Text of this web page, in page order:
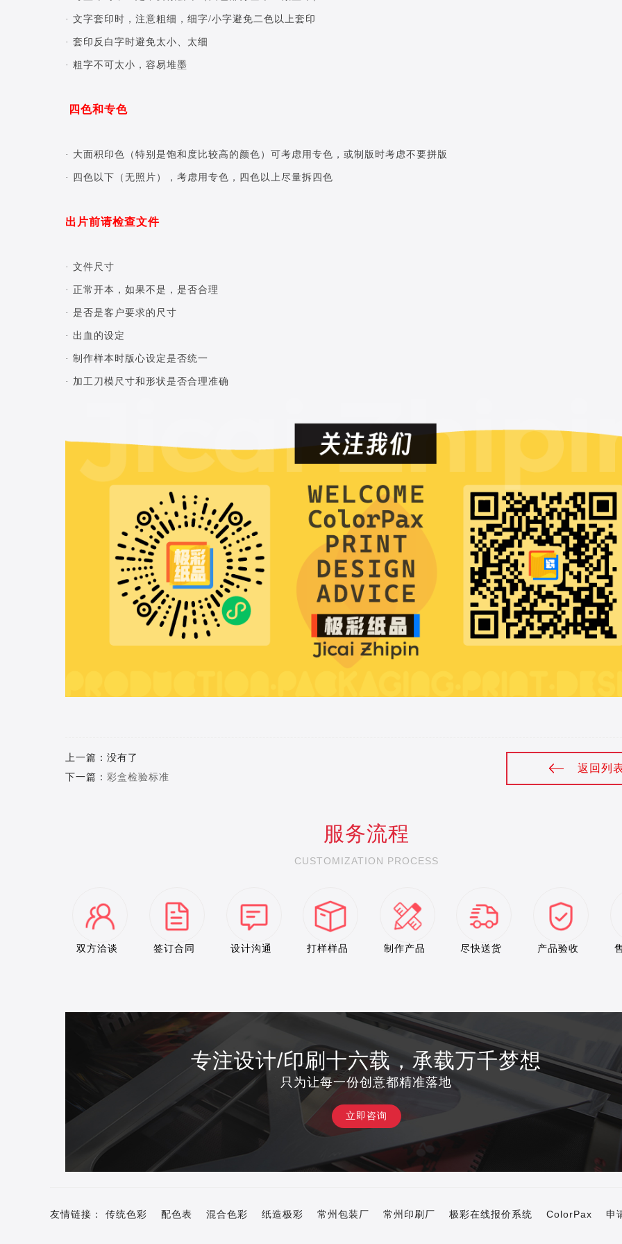
· 文字套印时，注意粗细，细字/小字避免二色以上套印
· 套印反白字时避免太小、太细
· 粗字不可太小，容易堆墨
四色和专色
· 大面积印色（特别是饱和度比较高的颜色）可考虑用专色，或制版时考虑不要拼版
· 四色以下（无照片），考虑用专色，四色以上尽量拆四色
出片前请检查文件
· 文件尺寸
· 正常开本，如果不是，是否合理
· 是否是客户要求的尺寸
· 出血的设定
· 制作样本时版心设定是否统一
· 加工刀模尺寸和形状是否合理准确
上一篇：没有了
下一篇：彩盒检验标准
返回列
服务流程
CUSTOMIZATION PROCESS
双方洽谈 签订合同 设计沟通 打样样品 制作产品 尽快送货 产品验收
专注设计/印刷十六载，承载万千梦想
只为让每一份创意都精准落地
立即咨询
友情链接： 传统色彩 配色表 混合色彩 纸造极彩 常州包装厂 常州印刷厂 极彩在线报价系统 ColorPax 申